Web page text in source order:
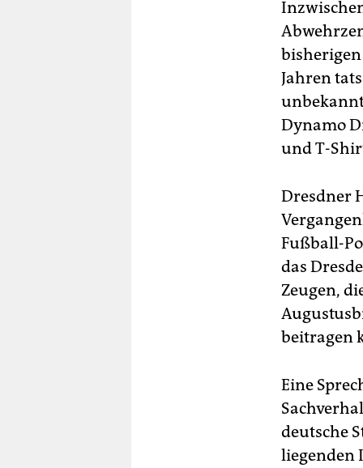
Jahren
Dynamo
und T-
Dresdner
Fußball-
das
Zeugen,
beitragen
Eine
deutsche
liegenden